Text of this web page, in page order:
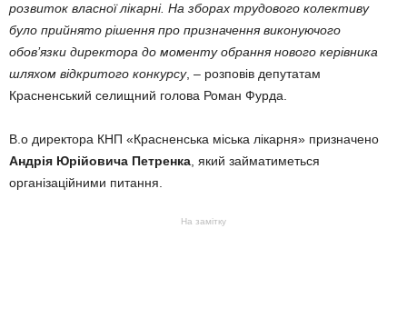
розвиток власної лікарні. На зборах трудового колективу
було прийнято рішення про призначення виконуючого
обов’язки директора до моменту обрання нового керівника
шляхом відкритого конкурсу, – розповів депутатам
Красненський селищний голова Роман Фурда.
В.о директора КНП «Красненська міська лікарня» призначено
Андрія Юрійовича Петренка, який займатиметься
організаційними питання.
На замітку